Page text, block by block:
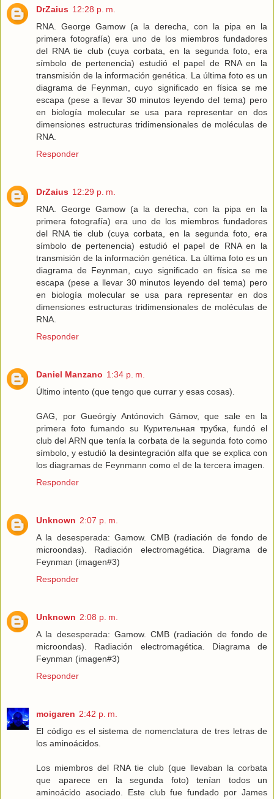
DrZaius 12:28 p. m.
RNA. George Gamow (a la derecha, con la pipa en la
primera fotografía) era uno de los miembros fundadores
del RNA tie club (cuya corbata, en la segunda foto, era
símbolo de pertenencia) estudió el papel de RNA en la
transmisión de la información genética. La última foto es un
diagrama de Feynman, cuyo significado en física se me
escapa (pese a llevar 30 minutos leyendo del tema) pero
en biología molecular se usa para representar en dos
dimensiones estructuras tridimensionales de moléculas de
RNA.
Responder
DrZaius 12:29 p. m.
RNA. George Gamow (a la derecha, con la pipa en la
primera fotografía) era uno de los miembros fundadores
del RNA tie club (cuya corbata, en la segunda foto, era
símbolo de pertenencia) estudió el papel de RNA en la
transmisión de la información genética. La última foto es un
diagrama de Feynman, cuyo significado en física se me
escapa (pese a llevar 30 minutos leyendo del tema) pero
en biología molecular se usa para representar en dos
dimensiones estructuras tridimensionales de moléculas de
RNA.
Responder
Daniel Manzano 1:34 p. m.
Último intento (que tengo que currar y esas cosas).
GAG, por Gueórgiy Antónovich Gámov, que sale en la
primera foto fumando su Курительная трубка, fundó el
club del ARN que tenía la corbata de la segunda foto como
símbolo, y estudió la desintegración alfa que se explica con
los diagramas de Feynmann como el de la tercera imagen.
Responder
Unknown 2:07 p. m.
A la desesperada: Gamow. CMB (radiación de fondo de
microondas). Radiación electromagética. Diagrama de
Feynman (imagen#3)
Responder
Unknown 2:08 p. m.
A la desesperada: Gamow. CMB (radiación de fondo de
microondas). Radiación electromagética. Diagrama de
Feynman (imagen#3)
Responder
moigaren 2:42 p. m.
El código es el sistema de nomenclatura de tres letras de
los aminoácidos.
Los miembros del RNA tie club (que llevaban la corbata
que aparece en la segunda foto) tenían todos un
aminoácido asociado. Este club fue fundado por James